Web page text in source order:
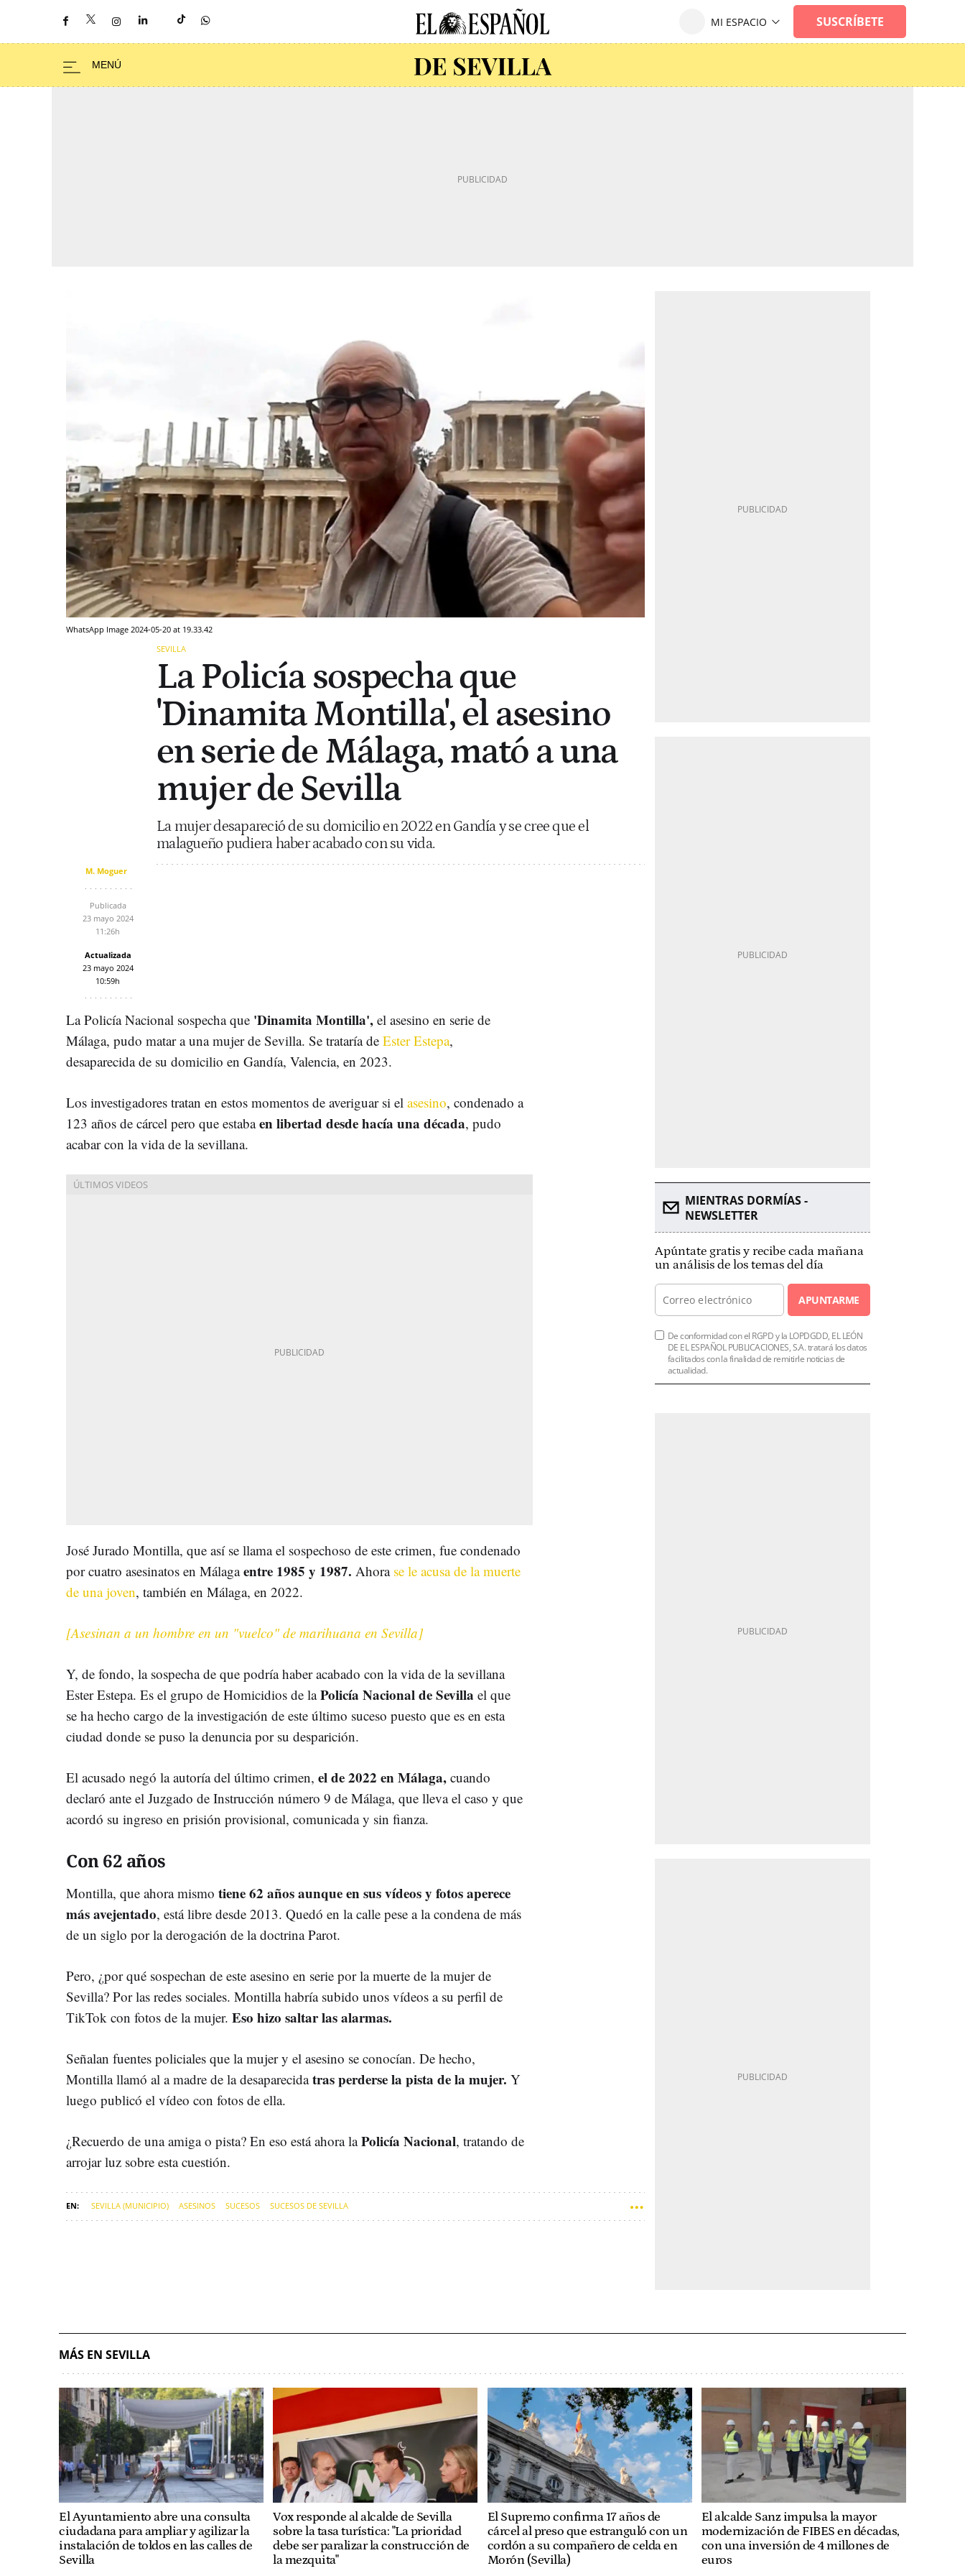
WhatsApp Image 2024-05-20 at 19.33.42
SEVILLA
La Policía sospecha que
'Dinamita Montilla', el asesino
en serie de Málaga, mató a una
mujer de Sevilla
La mujer desapareció de su domicilio en 2022 en Gandía y se cree que el
malagueño pudiera haber acabado con su vida.
M. Moguer
Publicada
23 mayo 2024
11:26h
Actualizada
23 mayo 2024
10:59h
La Policía Nacional sospecha que 'Dinamita Montilla', el asesino en serie de
Málaga, pudo matar a una mujer de Sevilla. Se trataría de Ester Estepa,
desaparecida de su domicilio en Gandía, Valencia, en 2023.
Los investigadores tratan en estos momentos de averiguar si el asesino, condenado a
123 años de cárcel pero que estabaen libertad desde hacía una década, pudo
acabar con la vida de la sevillana.
José Jurado Montilla, que así se llama el sospechoso de este crimen, fue condenado
por cuatro asesinatos en Málagaentre 1985 y 1987. Ahora se le acusa de la muerte
de una joven, también en Málaga, en 2022.
[Asesinan a un hombre en un "vuelco" de marihuana en Sevilla]
Y, de fondo, la sospecha de que podría haber acabado con la vida de la sevillana
Ester Estepa. Es el grupo de Homicidios de laPolicía Nacional de Sevilla el que
se ha hecho cargo de la investigación de este último suceso puesto que es en esta
ciudad donde se puso la denuncia por su desparición.
El acusado negó la autoría del último crimen, el de 2022 en Málaga, cuando
declaró ante el Juzgado de Instrucción número 9 de Málaga, que lleva el caso y que
acordó su ingreso en prisión provisional, comunicada y sin fianza.
Con 62 años
Montilla, que ahora mismo tiene 62 años aunque en sus vídeos y fotos aperece
más avejentado, está libre desde 2013. Quedó en la calle pese a la condena de más
de un siglo por la derogación de la doctrina Parot.
Pero, ¿por qué sospechan de este asesino en serie por la muerte de la mujer de
Sevilla? Por las redes sociales. Montilla habría subido unos vídeos a su perfil de
TikTok con fotos de la mujer. Eso hizo saltar las alarmas.
Señalan fuentes policiales que la mujer y el asesino se conocían. De hecho,
Montilla llamó al a madre de la desaparecidatras perderse la pista de la mujer. Y
luego publicó el vídeo con fotos de ella.
¿Recuerdo de una amiga o pista? En eso está ahora laPolicía Nacional, tratando de
arrojar luz sobre esta cuestión.
SEVILLA (MUNICIPIO) ASESINOS SUCESOS SUCESOS DE SEVILLA
MIENTRAS DORMÍAS -
NEWSLETTER
Apúntate gratis y recibe cada mañana
un análisis de los temas del día
APUNTARME
De conformidad con el RGPD y la LOPDGDD, EL LEÓN
DE EL ESPAÑOL PUBLICACIONES, S.A. tratará los datos
facilitados con la finalidad de remitirle noticias de
actualidad.
MÁS EN SEVILLA
El Ayuntamiento abre una consulta
ciudadana para ampliar y agilizar la
instalación de toldos en las calles de
Sevilla
Vox responde al alcalde de Sevilla
sobre la tasa turística: "La prioridad
debe ser paralizar la construcción de
la mezquita"
El Supremo confirma 17 años de
cárcel al preso que estranguló con un
cordón a su compañero de celda en
Morón (Sevilla)
El alcalde Sanz impulsa la mayor
modernización de FIBES en décadas,
con una inversión de 4 millones de
euros